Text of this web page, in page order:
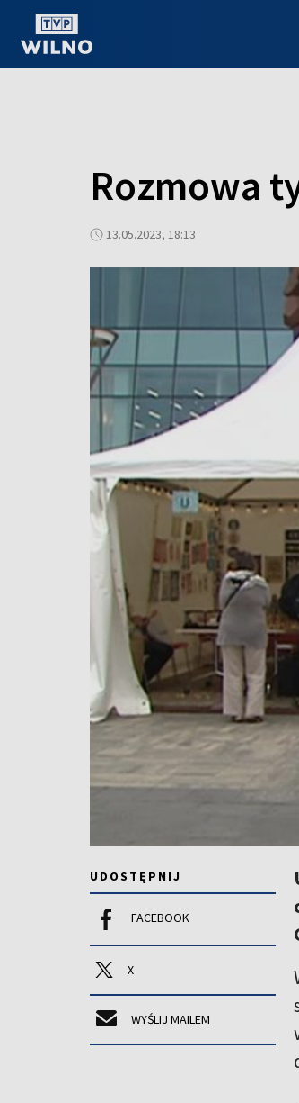
Rozmowa
13.05.2023, 18:13
UDOSTĘPNIJ
FACEBOOK
X
WYŚLIJ MAILEM